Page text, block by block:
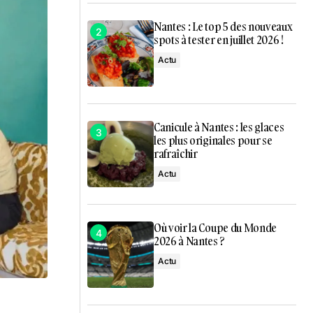
Nantes : Le top 5 des nouveaux
spots à tester en juillet 2026 !
Actu
Canicule à Nantes : les glaces
les plus originales pour se
rafraîchir
Actu
Où voir la Coupe du Monde
2026 à Nantes ?
Actu